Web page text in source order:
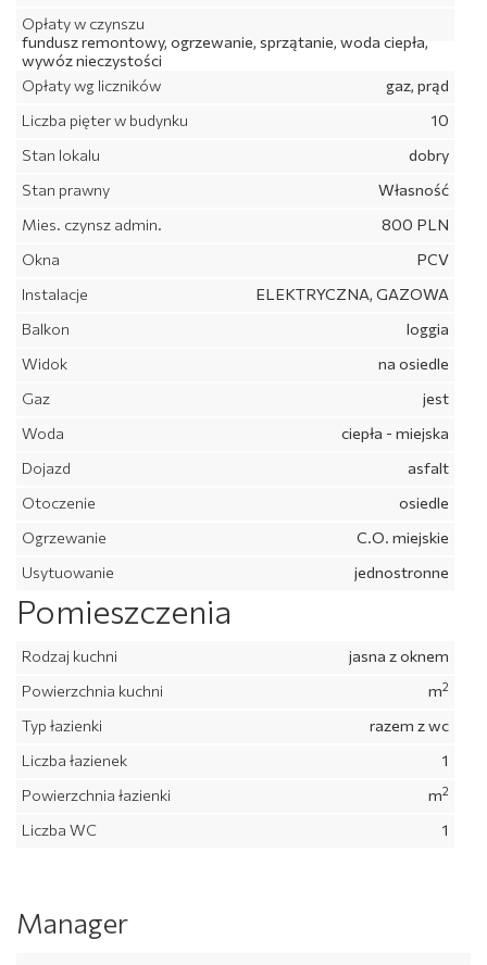
Opłaty w czynszu
fundusz remontowy, ogrzewanie, sprzątanie, woda ciepła,
wywóz nieczystości
Opłaty wg liczników
gaz, prąd
Liczba pięter w budynku
10
Stan lokalu
dobry
Stan prawny
Własność
Mies. czynsz admin.
800 PLN
Okna
PCV
Instalacje
ELEKTRYCZNA, GAZOWA
Balkon
loggia
Widok
na osiedle
Gaz
jest
Woda
ciepła - miejska
Dojazd
asfalt
Otoczenie
osiedle
Ogrzewanie
C.O. miejskie
Usytuowanie
jednostronne
Pomieszczenia
Rodzaj kuchni
jasna z oknem
Powierzchnia kuchni
m2
Typ łazienki
razem z wc
Liczba łazienek
1
Powierzchnia łazienki
m2
Liczba WC 1
Manager